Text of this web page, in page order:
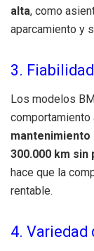
alta, como
aparcamiento y
3.
Los modelos
comportamiento
mantenimiento
300.000 km
hace que la
rentable.
4. Variedad